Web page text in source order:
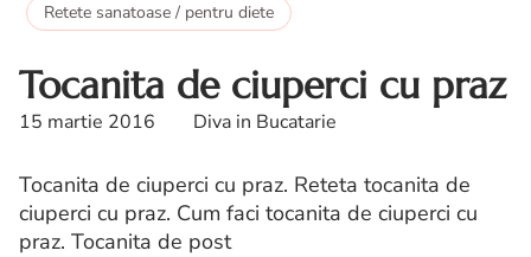
Retete sanatoase / pentru diete
Tocanita de ciuperci cu praz
15 martie 2016 Diva in Bucatarie
Tocanita de ciuperci cu praz. Reteta tocanita de
ciuperci cu praz. Cum faci tocanita de ciuperci cu
praz. Tocanita de post